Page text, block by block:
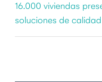
16.000 viviendas
soluciones de calidad